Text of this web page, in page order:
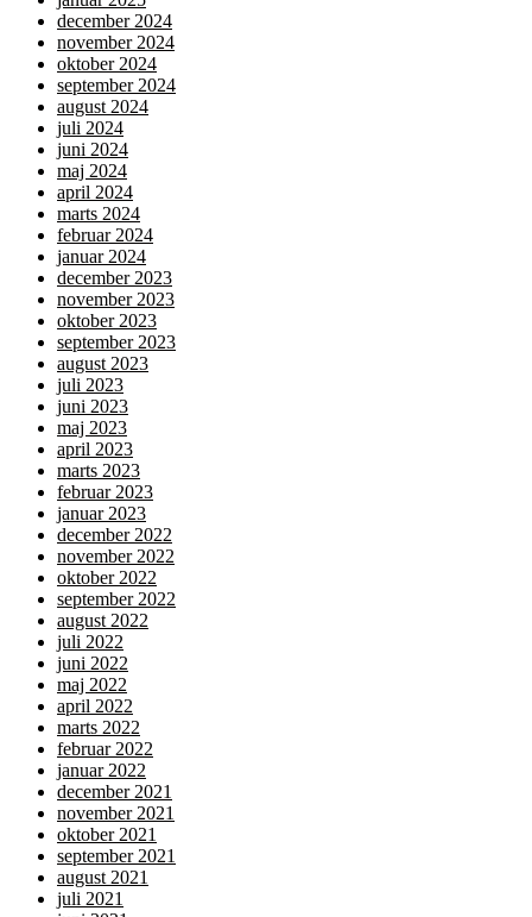
december 2024
november 2024
oktober 2024
september 2024
august 2024
juli 2024
juni 2024
maj 2024
april 2024
marts 2024
februar 2024
januar 2024
december 2023
november 2023
oktober 2023
september 2023
august 2023
juli 2023
juni 2023
maj 2023
april 2023
marts 2023
februar 2023
januar 2023
december 2022
november 2022
oktober 2022
september 2022
august 2022
juli 2022
juni 2022
maj 2022
april 2022
marts 2022
februar 2022
januar 2022
december 2021
november 2021
oktober 2021
september 2021
august 2021
juli 2021